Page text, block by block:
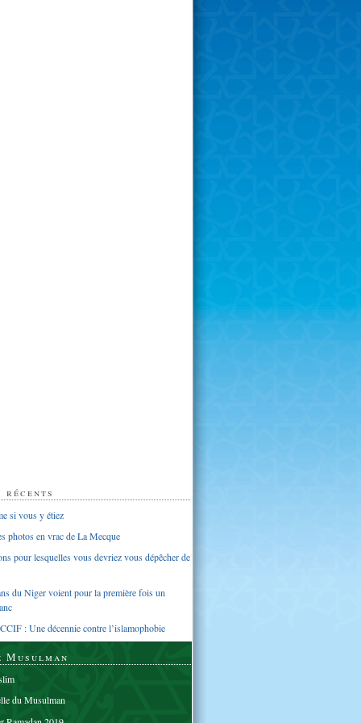
si vous y étiez
photos en vrac de La Mecque
pour lesquelles vous devriez vous dépêcher de
du Niger voient pour la première fois un
: Une décennie contre l’islamophobie
Musulman
du Musulman